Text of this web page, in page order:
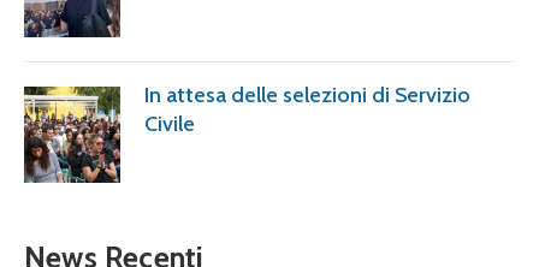
In attesa delle selezioni di Servizio
Civile
News Recenti